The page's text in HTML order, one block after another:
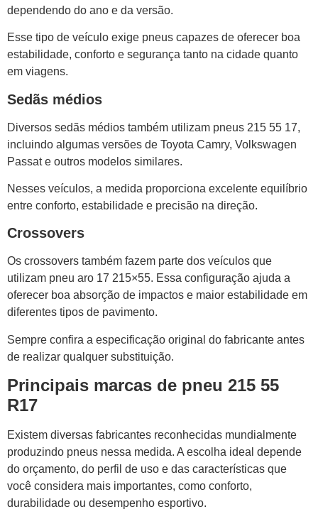
dependendo do ano e da versão.
Esse tipo de veículo exige pneus capazes de oferecer boa
estabilidade, conforto e segurança tanto na cidade quanto
em viagens.
Sedãs médios
Diversos sedãs médios também utilizam pneus 215 55 17,
incluindo algumas versões de Toyota Camry, Volkswagen
Passat e outros modelos similares.
Nesses veículos, a medida proporciona excelente equilíbrio
entre conforto, estabilidade e precisão na direção.
Crossovers
Os crossovers também fazem parte dos veículos que
utilizam pneu aro 17 215×55. Essa configuração ajuda a
oferecer boa absorção de impactos e maior estabilidade em
diferentes tipos de pavimento.
Sempre confira a especificação original do fabricante antes
de realizar qualquer substituição.
Principais marcas de pneu 215 55
R17
Existem diversas fabricantes reconhecidas mundialmente
produzindo pneus nessa medida. A escolha ideal depende
do orçamento, do perfil de uso e das características que
você considera mais importantes, como conforto,
durabilidade ou desempenho esportivo.